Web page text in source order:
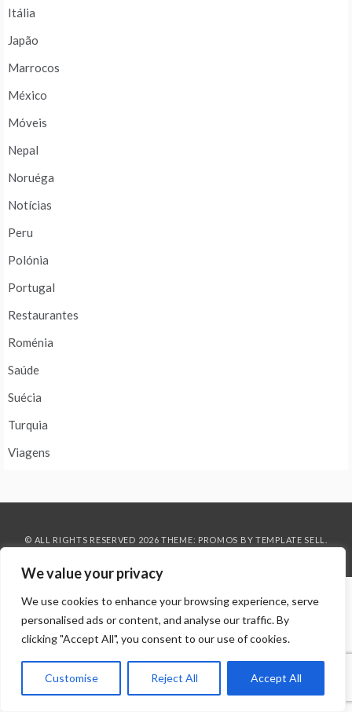
We value your privacy
We use cookies to enhance your browsing experience, serve
personalised ads or content, and analyse our traffic. By
clicking "Accept All", you consent to our use of cookies.
Customise Reject All Accept All
Itália
Japão
Marrocos
México
Móveis
Nepal
Noruéga
Notícias
Peru
Polónia
Portugal
Restaurantes
Roménia
Saúde
Suécia
Turquia
Viagens
© ALL RIGHTS RESERVED 2026 THEME: PROMOS BY TEMPLATE SELL